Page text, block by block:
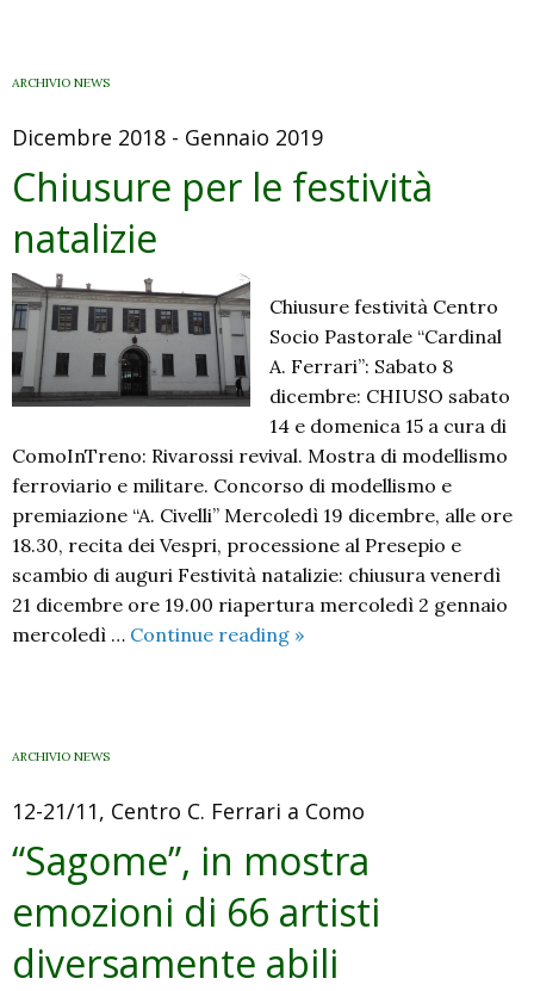
ARCHIVIO NEWS
Dicembre 2018 - Gennaio 2019
Chiusure per le festività
natalizie
Chiusure festività Centro
Socio Pastorale “Cardinal
A. Ferrari”: Sabato 8
dicembre: CHIUSO sabato
14 e domenica 15 a cura di
ComoInTreno: Rivarossi revival. Mostra di modellismo
ferroviario e militare. Concorso di modellismo e
premiazione “A. Civelli” Mercoledì 19 dicembre, alle ore
18.30, recita dei Vespri, processione al Presepio e
scambio di auguri Festività natalizie: chiusura venerdì
21 dicembre ore 19.00 riapertura mercoledì 2 gennaio
mercoledì … Continue reading Chiusure
»
ARCHIVIO NEWS
12-21/11, Centro C. Ferrari a Como
“Sagome”, in mostra
emozioni di 66 artisti
diversamente abili